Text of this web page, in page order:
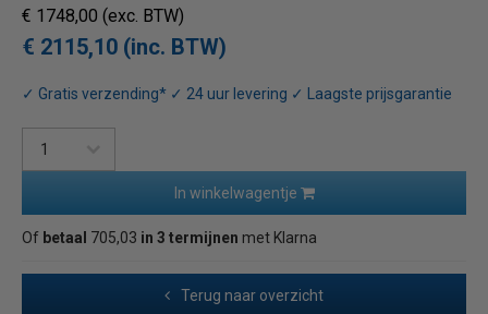
€ 1748,00 (exc. BTW)
€ 2115,10 (inc. BTW)
✓ Gratis verzending* ✓ 24 uur levering ✓ Laagste prijsgarantie
In winkelwagentje
Of betaal 705,03 in 3 termijnen met Klarna
Terug naar overzicht